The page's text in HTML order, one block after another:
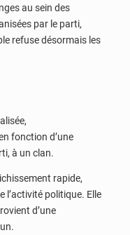
au sein des
par le parti,
refuse désormais les
fonction d’une
à un clan.
rapide,
l’activité politique. Elle
d’une